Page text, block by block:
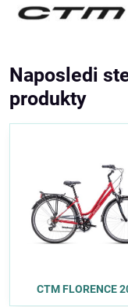
Naposledi
produkty
CTM FLORENCE